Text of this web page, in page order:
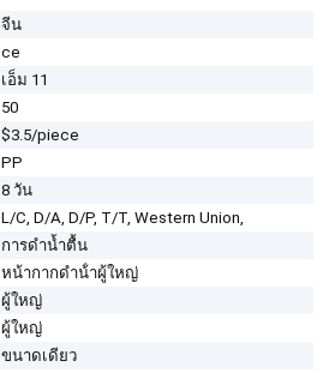
จีน
ce
เอ็ม 11
50
$3.5/piece
PP
8 วัน
L/C, D/A, D/P, T/T, Western Union,
การดำน้ำตื้น
หน้ากากดําน้ําผู้ใหญ่
ผู้ใหญ่
ผู้ใหญ่
ขนาดเดียว